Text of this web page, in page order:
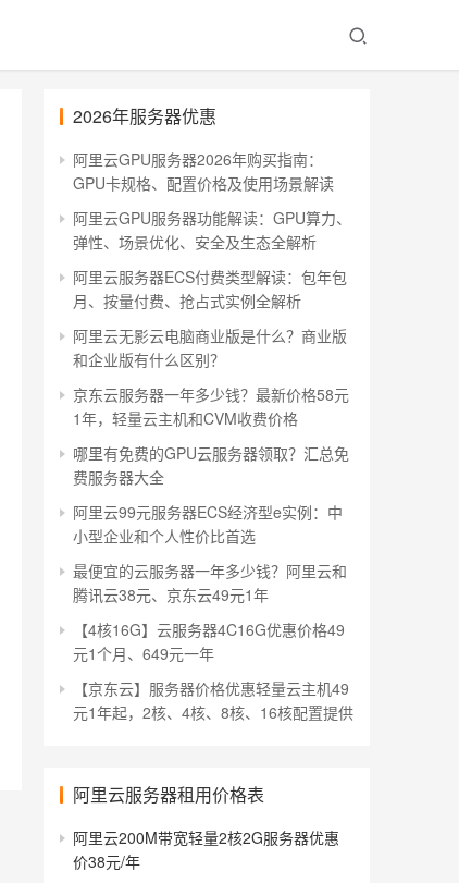
2026年服务器优惠
阿里云GPU服务器2026年购买指南：
GPU卡规格、配置价格及使用场景解读
阿里云GPU服务器功能解读：GPU算力、
弹性、场景优化、安全及生态全解析
阿里云服务器ECS付费类型解读：包年包
月、按量付费、抢占式实例全解析
阿里云无影云电脑商业版是什么？商业版
和企业版有什么区别？
京东云服务器一年多少钱？最新价格58元
1年，轻量云主机和CVM收费价格
哪里有免费的GPU云服务器领取？汇总免
费服务器大全
阿里云99元服务器ECS经济型e实例：中
小型企业和个人性价比首选
最便宜的云服务器一年多少钱？阿里云和
腾讯云38元、京东云49元1年
【4核16G】云服务器4C16G优惠价格49
元1个月、649元一年
【京东云】服务器价格优惠轻量云主机49
元1年起，2核、4核、8核、16核配置提供
阿里云服务器租用价格表
阿里云200M带宽轻量2核2G服务器优惠
价38元/年